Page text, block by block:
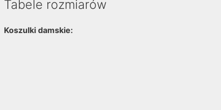
Tabele rozmiarów
Koszulki damskie: